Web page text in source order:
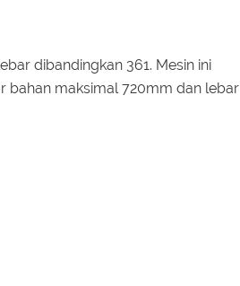
dibandingkan 361. Mesin ini
bahan maksimal 720mm dan lebar